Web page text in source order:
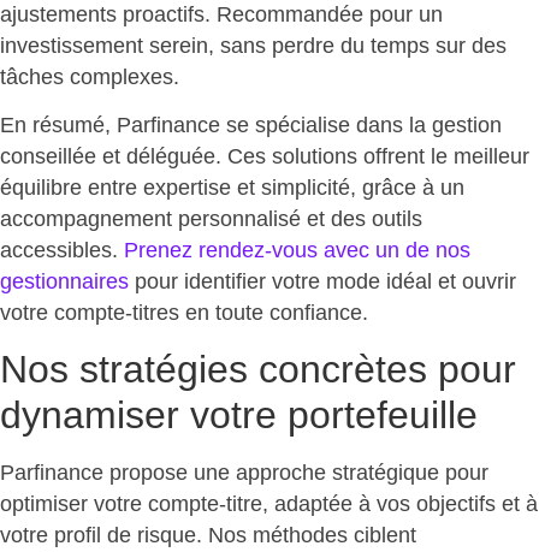
ajustements proactifs. Recommandée pour un
investissement serein, sans perdre du temps sur des
tâches complexes.
En résumé, Parfinance se spécialise dans la gestion
conseillée et déléguée. Ces solutions offrent le meilleur
équilibre entre expertise et simplicité, grâce à un
accompagnement personnalisé et des outils
accessibles. Prenez rendez-vous avec un de nos
gestionnaires pour identifier votre mode idéal et ouvrir
votre compte-titres en toute confiance.
Nos stratégies concrètes pour
dynamiser votre portefeuille
Parfinance propose une approche stratégique pour
optimiser votre compte-titre, adaptée à vos objectifs et à
votre profil de risque. Nos méthodes ciblent